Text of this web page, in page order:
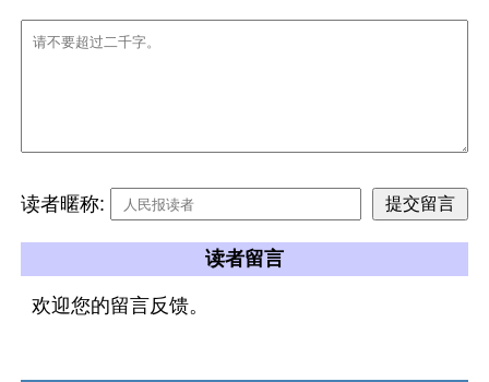
读者暱称:
读者留言
欢迎您的留言反馈。